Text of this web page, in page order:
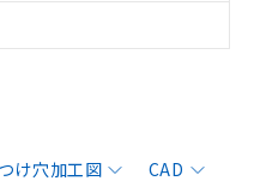
け穴加工図
CAD